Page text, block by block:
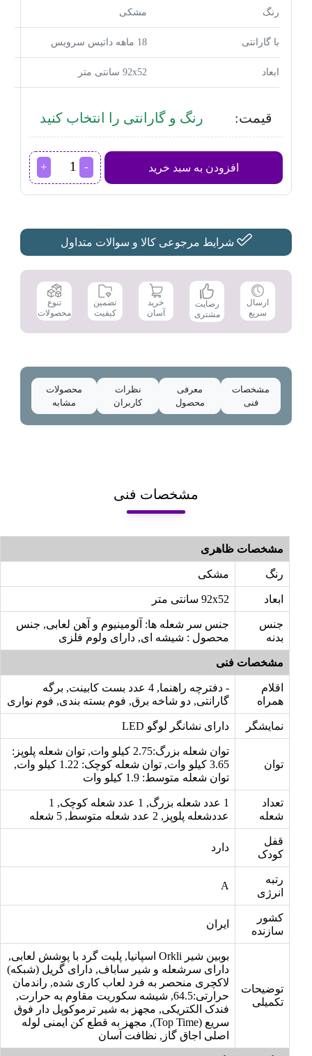
رنگ مشکی
با گارانتی 18 ماهه داتیس سرویس
ابعاد 92x52 سانتی متر
قیمت: رنگ و گارانتی را انتخاب کنید
افزودن به سبد خرید
اجاق
گاز
عدد
شرایط مرجوعی کالا و سوالات متداول
ارسال
سریع
رضایت
مشتری
خرید
آسان
تضمین
کیفیت
تنوع
محصولات
مشخصات
فنی
معرفی
محصول
نظرات
کاربران
محصولات
مشابه
مشخصات فنی
مشخصات ظاهری
رنگ مشکی
ابعاد 92x52 سانتی متر
جنس
بدنه
جنس سر شعله ها: آلومینیوم و آهن لعابی, جنس
محصول : شیشه ای, دارای ولوم فلزی
مشخصات فنی
اقلام
همراه
- دفترچه راهنما, 4 عدد بست کابینت, برگه
گارانتی, دو شاخه برق, فوم بسته بندی, فوم نواری
نمایشگر دارای نشانگر لوگو LED
توان
توان شعله بزرگ:2.75 کیلو وات, توان شعله پلوپز:
3.65 کیلو وات, توان شعله کوچک: 1.22 کیلو وات,
توان شعله متوسط: 1.9 کیلو وات
تعداد
شعله
1 عدد شعله بزرگ, 1 عدد شعله کوچک, 1
عددشعله پلوپز, 2 عدد شعله متوسط, 5 شعله
قفل
کودک
دارد
رتبه
انرژی
A
کشور
سازنده
ایران
توضیحات
تکمیلی
بوبین شیر Orkli اسپانیا, پلیت گرد با پوشش لعابی,
دارای سرشعله و شیر ساباف, دارای گریل (شبکه)
لاکچری منحصر به فرد لعاب کاری شده, راندمان
حرارتی:64.5, شیشه سکوریت مقاوم به حرارت,
فندک الکتریکی, مجهز به شیر ترموکوپل دار فوق
سریع (Top Time), مجهز به قطع کن ایمنی لوله
اصلی اجاق گاز, نظافت آسان